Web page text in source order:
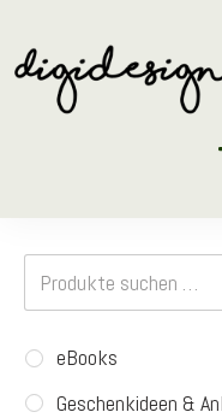
Suchen
nach:
eBooks
Geschenkideen &